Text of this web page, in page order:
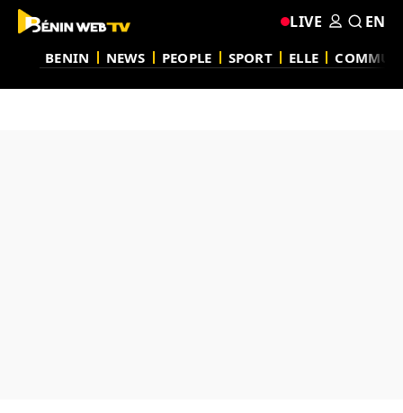
BENIN NEWS PEOPLE SPORT ELLE
LIVE EN